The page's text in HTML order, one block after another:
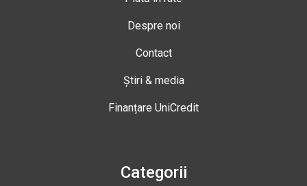
Despre noi
Contact
Știri & media
Finanțare UniCredit
Categorii